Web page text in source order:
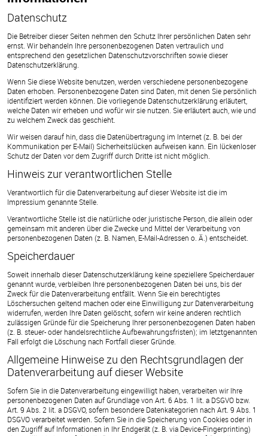
Datenschutz
Die Betreiber dieser Seiten nehmen den Schutz Ihrer persönlichen Daten sehr
ernst. Wir behandeln Ihre personenbezogenen Daten vertraulich und
entsprechend den gesetzlichen Datenschutzvorschriften sowie dieser
Datenschutzerklärung.
Wenn Sie diese Website benutzen, werden verschiedene personenbezogene
Daten erhoben. Personenbezogene Daten sind Daten, mit denen Sie persönlich
identifiziert werden können. Die vorliegende Datenschutzerklärung erläutert,
welche Daten wir erheben und wofür wir sie nutzen. Sie erläutert auch, wie und
zu welchem Zweck das geschieht.
Wir weisen darauf hin, dass die Datenübertragung im Internet (z. B. bei der
Kommunikation per E-Mail) Sicherheitslücken aufweisen kann. Ein lückenloser
Schutz der Daten vor dem Zugriff durch Dritte ist nicht möglich.
Hinweis zur verantwortlichen Stelle
Verantwortlich für die Datenverarbeitung auf dieser Website ist die im
Impressium genannte Stelle.
Verantwortliche Stelle ist die natürliche oder juristische Person, die allein oder
gemeinsam mit anderen über die Zwecke und Mittel der Verarbeitung von
personenbezogenen Daten (z. B. Namen, E-Mail-Adressen o. Ä.) entscheidet.
Speicherdauer
Soweit innerhalb dieser Datenschutzerklärung keine speziellere Speicherdauer
genannt wurde, verbleiben Ihre personenbezogenen Daten bei uns, bis der
Zweck für die Datenverarbeitung entfällt. Wenn Sie ein berechtigtes
Löschersuchen geltend machen oder eine Einwilligung zur Datenverarbeitung
widerrufen, werden Ihre Daten gelöscht, sofern wir keine anderen rechtlich
zulässigen Gründe für die Speicherung Ihrer personenbezogenen Daten haben
(z. B. steuer- oder handelsrechtliche Aufbewahrungsfristen); im letztgenannten
Fall erfolgt die Löschung nach Fortfall dieser Gründe.
Allgemeine Hinweise zu den Rechtsgrundlagen der
Datenverarbeitung auf dieser Website
Sofern Sie in die Datenverarbeitung eingewilligt haben, verarbeiten wir Ihre
personenbezogenen Daten auf Grundlage von Art. 6 Abs. 1 lit. a DSGVO bzw.
Art. 9 Abs. 2 lit. a DSGVO, sofern besondere Datenkategorien nach Art. 9 Abs. 1
DSGVO verarbeitet werden. Sofern Sie in die Speicherung von Cookies oder in
den Zugriff auf Informationen in Ihr Endgerät (z. B. via Device-Fingerprinting)